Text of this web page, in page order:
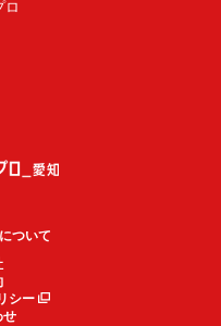
ロ
ついて
シー
せ